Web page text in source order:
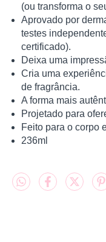
(ou transforma o
Aprovado por
testes
certificado).
Deixa uma
Cria uma
de fragrância.
A forma mais
Projetado para
Feito para o corpo
236ml